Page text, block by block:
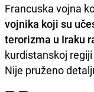
Francuska vojna
vojnika koji su
terorizma u Iraku
kurdistanskoj
Nije pruženo